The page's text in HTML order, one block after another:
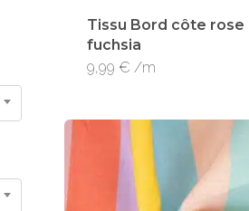
Tissu Bord côte rose
fuchsia
9,99 € /m